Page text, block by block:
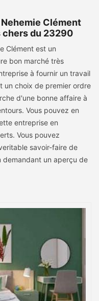
Clément
du 23290
Clément est un
bon marché très
à fournir un travail
un choix de premier ordre
d'une bonne affaire à
Vous pouvez en
entreprise en
Vous pouvez
savoir-faire de
demandant un aperçu de